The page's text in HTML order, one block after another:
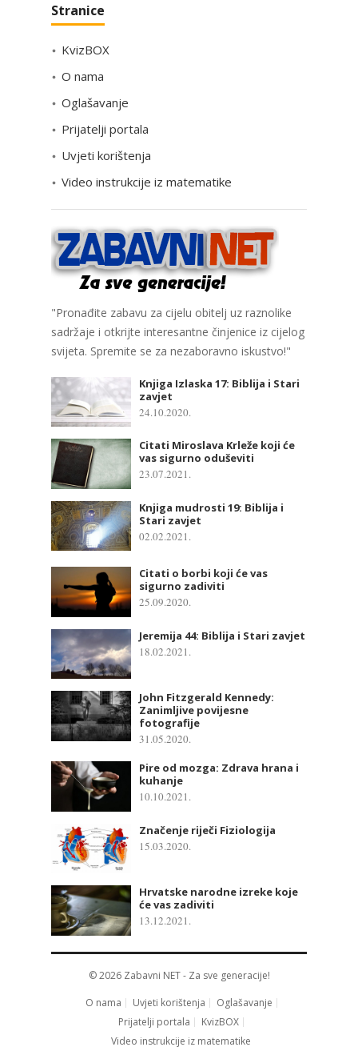
t
g
i
j
Stranice
KvizBOX
O nama
Oglašavanje
Prijatelji portala
Uvjeti korištenja
Video instrukcije iz matematike
"Pronađite zabavu za cijelu obitelj uz raznolike
sadržaje i otkrijte interesantne činjenice iz cijelog
svijeta. Spremite se za nezaboravno iskustvo!"
Knjiga Izlaska 17: Biblija i Stari
zavjet
24.10.2020.
Citati Miroslava Krleže koji će
vas sigurno oduševiti
23.07.2021.
Knjiga mudrosti 19: Biblija i
Stari zavjet
02.02.2021.
Citati o borbi koji će vas
sigurno zadiviti
25.09.2020.
Jeremija 44: Biblija i Stari zavjet
18.02.2021.
John Fitzgerald Kennedy:
Zanimljive povijesne
fotografije
31.05.2020.
Pire od mozga: Zdrava hrana i
kuhanje
10.10.2021.
Značenje riječi Fiziologija
15.03.2020.
Hrvatske narodne izreke koje
će vas zadiviti
13.12.2021.
© 2026 Zabavni NET- Za sve generacije!
O nama
Uvjeti korištenja
Oglašavanje
Prijatelji portala
KvizBOX
Video instrukcije iz matematike